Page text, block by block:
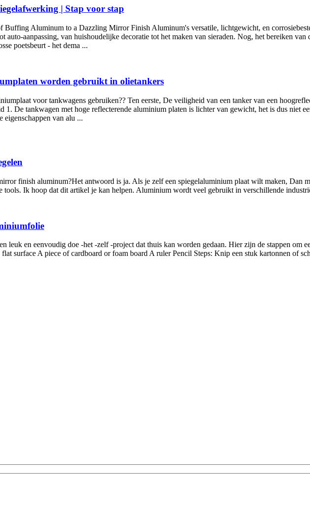
| Stap voor stap
Buffing Aluminum to a Dazzling Mirror Finish Aluminum's versatile, lichtgewicht, en
auto-aanpassing, van huishoudelijke decoratie tot het maken van sieraden. Nog, het bereiken
poetsbeurt - het dema ...
worden gebruikt in olietankers
voor tankwagens gebruiken?? Ten eerste, De veiligheid van een tanker van een
1. De tankwagen met hoge reflecterende aluminium platen is lichter van gewicht, het is dus niet
eigenschappen van alu ...
finish aluminum?Het antwoord is ja. Als je zelf een spiegelaluminium plaat wilt maken, Dan
tools. Ik hoop dat dit artikel je kan helpen. Aluminium wordt veel gebruikt in verschillende
leuk en eenvoudig doe -het -zelf -project dat thuis kan worden gedaan. Hier zijn de stappen om
flat surface A piece of cardboard or foam board A ruler Pencil Steps: Knip een stuk kartonnen of